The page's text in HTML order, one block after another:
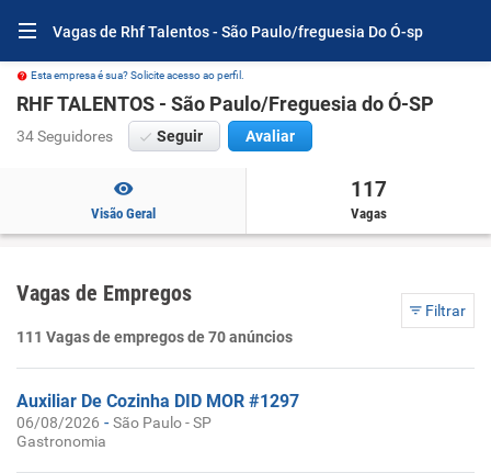
Vagas de Rhf Talentos - São Paulo/freguesia Do Ó-sp
Esta empresa é sua? Solicite acesso ao perfil.
RHF TALENTOS - São Paulo/Freguesia do Ó-SP
34 Seguidores Seguir Avaliar
Visão Geral
117
Vagas
Vagas de Empregos
Filtrar
111 Vagas de empregos de 70 anúncios
Auxiliar De Cozinha DID MOR #1297
06/08/2026 -São Paulo - SP
Gastronomia